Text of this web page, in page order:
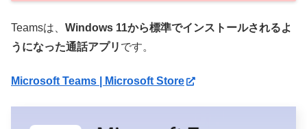
Teamsは、 Windows 11から標準でインストールされるよ
うになった通話アプリ です。
Microsoft Teams | Microsoft Store